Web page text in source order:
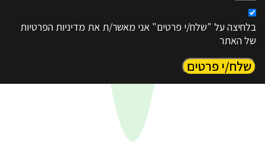
על "שלח/י פרטים" אני מאשר/ת את מדיניות הפרטיות
האתר
שלח/י פרטים